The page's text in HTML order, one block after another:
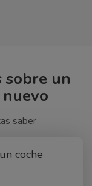
sobre un
saber
coche